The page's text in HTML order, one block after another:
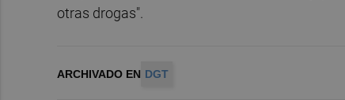
otras drogas".
ARCHIVADO EN DGT